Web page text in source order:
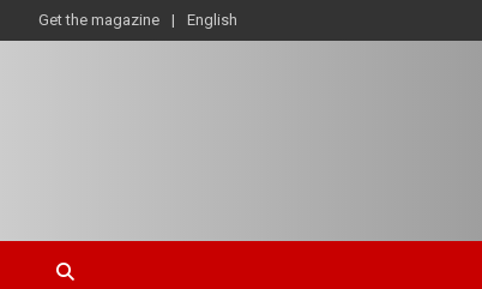
English
Get the magazine